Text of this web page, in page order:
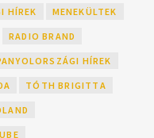
HÍREK MENEKÜLTEK
RADIO BRAND
HÍREK
TÓTH BRIGITTA